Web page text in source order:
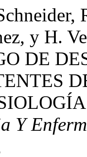
y H.
DE
Y